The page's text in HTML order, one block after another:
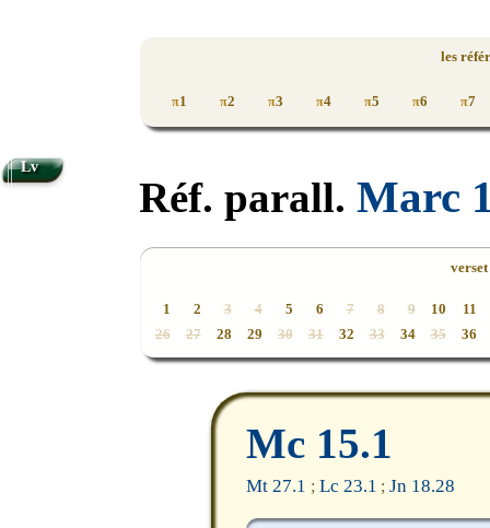
les
π1 π2 π3 π4 π5 π6 π7
Réf. parall.Marc
verset
1 2 3 4 5 6 7 8 9 10
11
26
27 28 29 30 31 32 33 34 35 36
Mc 15.1
Mt 27.1 ; Lc 23.1 ; Jn 18.28
Lv